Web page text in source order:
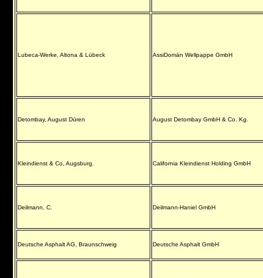
Lubeca-Werke, Altona & Lübeck AssiDomän Wellpappe GmbH
Detombay, August Düren August Detombay GmbH & Co. Kg.
Kleindienst & Co, Augsburg. California Kleindienst Holding GmbH
Deilmann, C. Deilmann-Haniel GmbH
Deutsche Asphalt AG, Braunschweig Deutsche Asphalt GmbH